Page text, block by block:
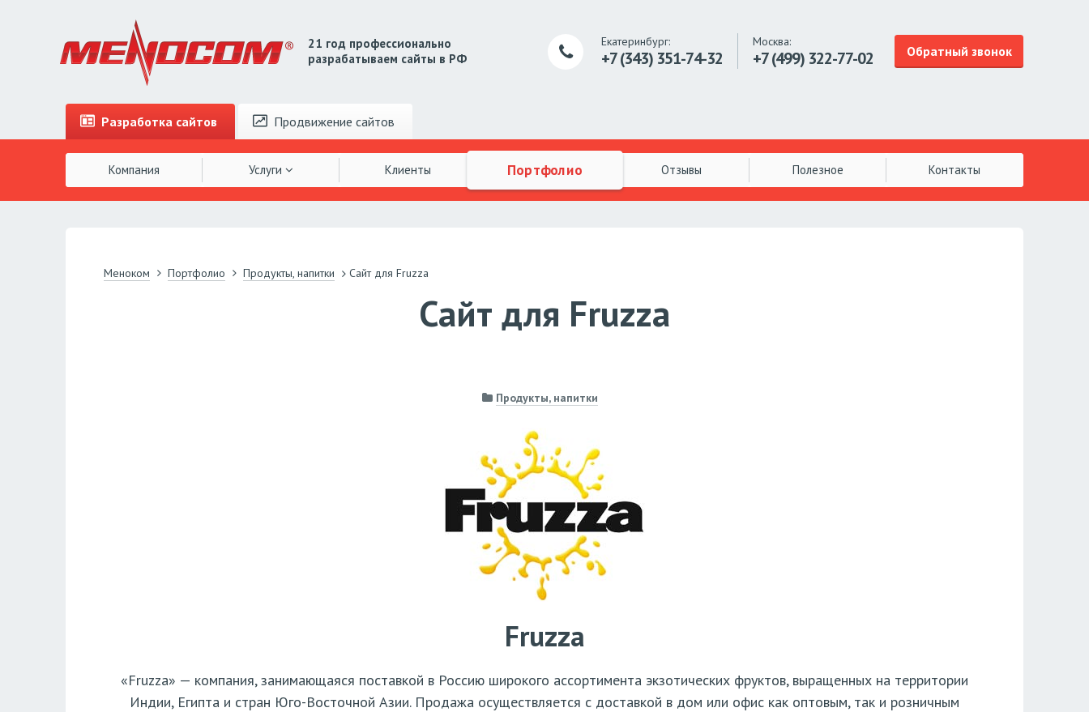
21 год профессионально
разрабатываем сайты в РФ
Екатеринбург:
+7 (343) 351-74-32
Москва:
+7 (499) 322-77-02 Обратный звонок
Разработка сайтов Продвижениесайтов
Компания Услуги Клиенты Портфолио Отзывы Полезное Контакты
Меноком Портфолио Продукты, напитки Сайт для Fruzza
Сайт для Fruzza
Продукты, напитки
Fruzza
«Fruzza» — компания, занимающаяся поставкой в Россию широкого ассортимента экзотических фруктов, выращенных на территории
Индии, Египта и стран Юго-Восточной Азии. Продажа осуществляется с доставкой в дом или офис как оптовым, так и розничным